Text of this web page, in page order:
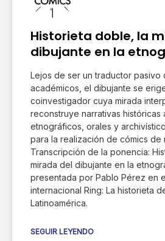
Historieta doble, la
dibujante en la
Lejos de ser un traductor pasivo
académicos, el dibujante se
coinvestigador cuya mirada
reconstruye narrativas históricas
etnográficos, orales y
para la realización de cómics de
Transcripción de la ponencia:
mirada del dibujante en la
presentada por Pablo Pérez en
internacional Ring: La historieta
Latinoamérica.
SEGUIR LEYENDO